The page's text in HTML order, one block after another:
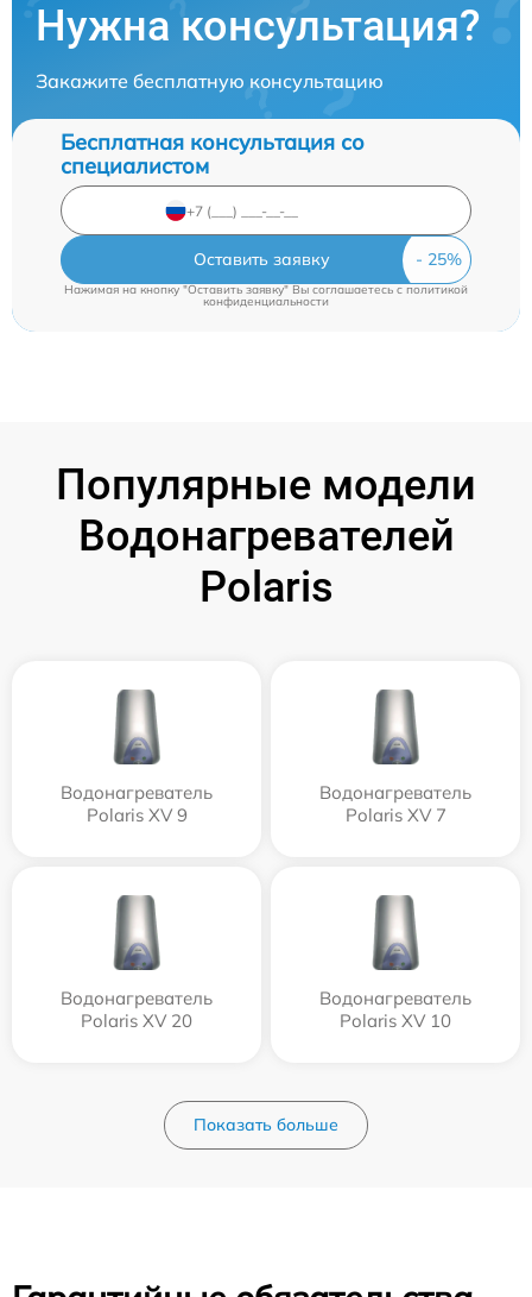
Нужна консультация?
Закажите бесплатную консультацию
Бесплатная консультация со
специалистом
Оставить заявку
Нажимая на кнопку "Оставить заявку" Вы соглашаетесь cполитикой
конфиденциальности
Популярные модели
Водонагревателей
Polaris
Водонагреватель
Polaris XV 9
Водонагреватель
Polaris XV 7
Водонагреватель
Polaris XV 20
Водонагреватель
Polaris XV 10
Показать больше